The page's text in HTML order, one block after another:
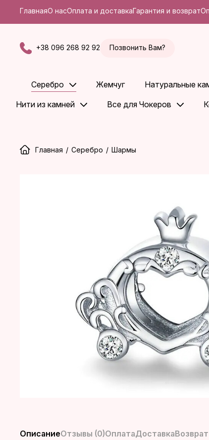
ГлавнаяО насОплата и доставкаГарантия и возврат
+38 096 268 92 92 Позвонить Вам?
Серебро Жемчуг Натуральные
Нити из камней
Все для Чокеров
Главная / Серебро / Шармы
ОписаниеОтзывы (0)ОплатаДоставка